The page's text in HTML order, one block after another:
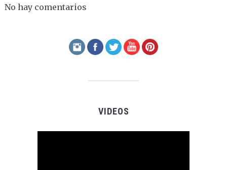
No hay comentarios
VIDEOS